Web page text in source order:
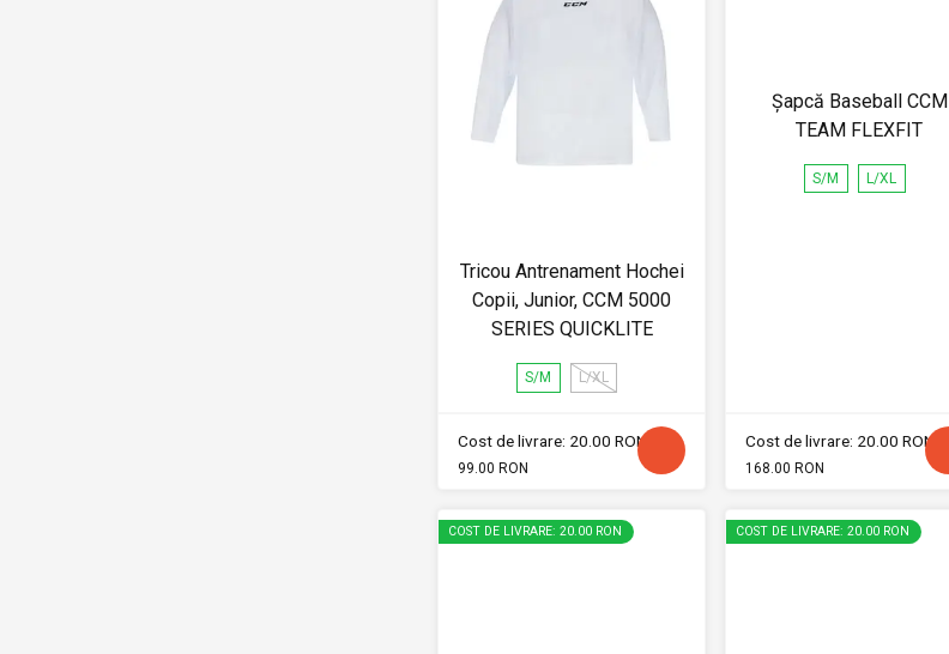
Tricou Antrenament Hochei
Copii, Junior, CCM 5000
SERIES QUICKLITE
S/M L/XL
Cost de livrare: 20.00 RON
99.00 RON
Șapcă Baseball CCM
TEAM FLEXFIT
S/M L/XL
Cost de livrare: 20.00 RON
168.00 RON
COST DE LIVRARE: 20.00 RON COST DE LIVRARE: 20.00 RON